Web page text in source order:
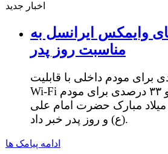
اخبار جدید
وایمکس ایرانسل به
مناسبت روز پدر
تخفیف ۴۰ درصدی برای مودم داخلی با قابلیت
Wi-Fi و ۳۳ درصدی برای مودم USB وایمکس خود به
مبارک حضرت امام علی
(ع) و روز پدر خبر داد.
ادامه پیامک ها